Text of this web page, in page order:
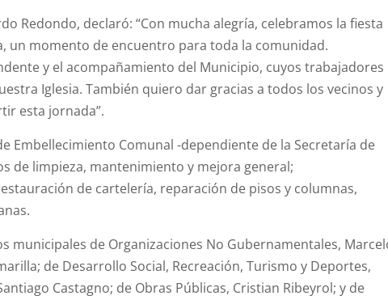
Redondo, declaró: “Con mucha alegría, celebramos la fiesta
un momento de encuentro para toda la comunidad.
y el acompañamiento del Municipio, cuyos trabajadores
Iglesia. También quiero dar gracias a todos los vecinos y
esta jornada”.
Embellecimiento Comunal -dependiente de la Secretaría de
de limpieza, mantenimiento y mejora general;
de cartelería, reparación de pisos y columnas,
municipales de Organizaciones No Gubernamentales,
de Desarrollo Social, Recreación, Turismo y Deportes,
Castagno; de Obras Públicas, Cristian Ribeyrol; y de